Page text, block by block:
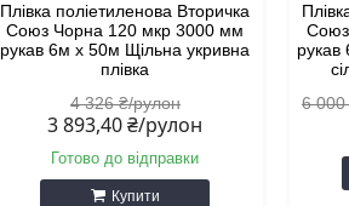
Плівка поліетиленова Вторичка
Союз Чорна 120 мкр 3000 мм
рукав 6м х 50м Щільна укривна
плівка
4 326 ₴/рулон
3 893,40 ₴/рулон
Готово до відправки
Купити
рукав
6 000